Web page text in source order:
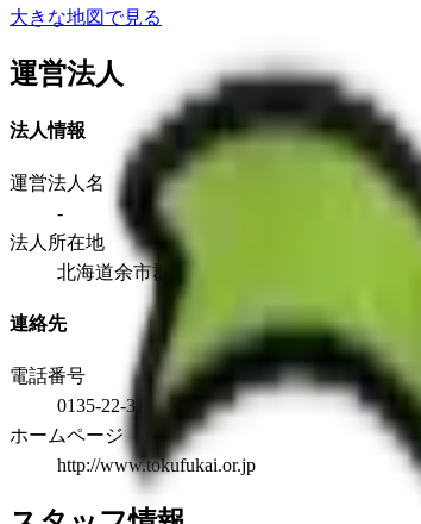
大きな地図で見る
運営法人
法人情報
運営法人名
-
法人所在地
北海道余市郡余市町沢町５丁目７７番地
連絡先
電話番号
0135-22-3115
ホームページ
http://www.tokufukai.or.jp